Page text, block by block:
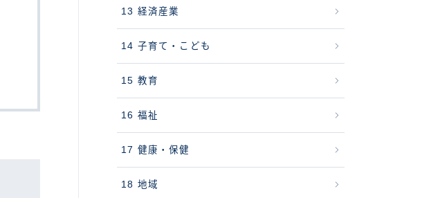
13 経済産業
14 子育て・こども
15 教育
16 福祉
17 健康・保健
18 地域